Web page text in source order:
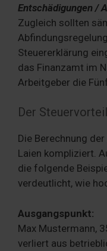
Entschädigungen /
Zugleich sollten
Steuererklärung
das Finanzamt im
Arbeitgeber die
Der
Die Berechnung
Laien kompliziert.
die folgende
verdeutlicht, wie
Ausgangspunkt:
Max Mustermann,
verliert aus